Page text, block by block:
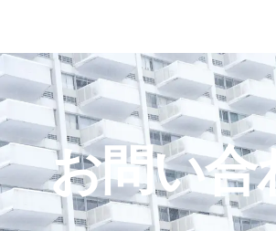
お問い合